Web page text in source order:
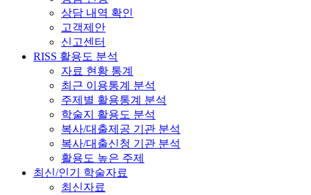
상담 내역 확인
고객제안
신고센터
RISS 활용도 분석
자료 현황 통계
최근 이용통계 분석
주제별 활용통계 분석
학술지 활용도 분석
복사/대출제공 기관 분석
복사/대출신청 기관 분석
활용도 높은 주제
최신/인기 학술자료
최신자료